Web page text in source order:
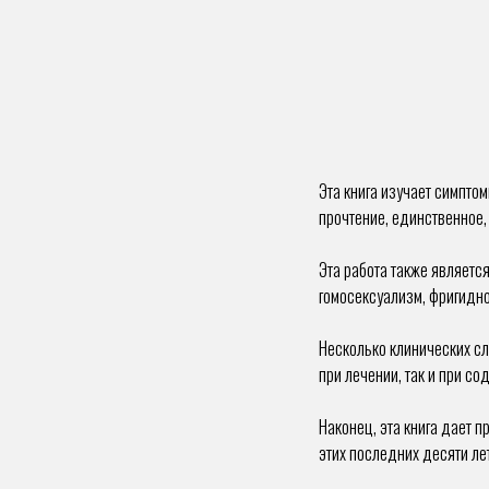
Эта книга изучает
прочтение,
Эта работа также
гомосексуализм,
Несколько клинических
при лечении, так и при
Наконец, эта книга дает
этих последних десяти